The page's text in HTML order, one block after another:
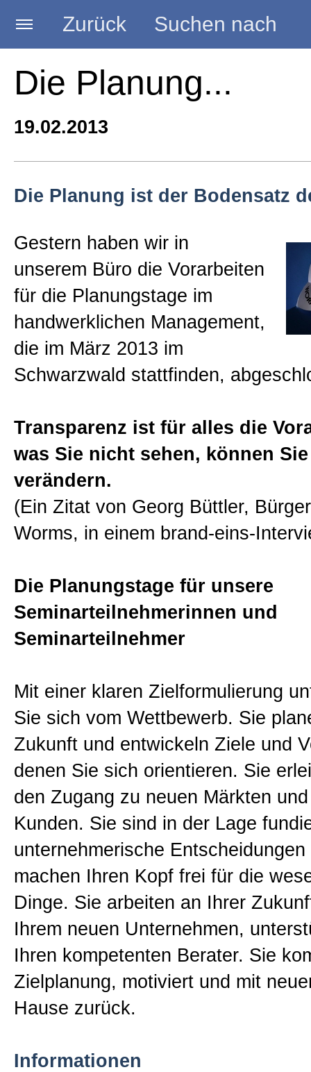
Zurück Suchen nach
Startseite
BLOG HANDWERK
Seminare
Vorträge
Beratungen
Bücher
Presse-Lounge
Kontakt
Newsletter
Allgemein
Sitemap
Impressum und
Die Planung...
19.02.2013
Die Planung ist der Bodensatz
Gestern haben wir in
unserem Büro die Vorarbeiten
für die Planungstage im
handwerklichen Management,
die im März 2013 im
Schwarzwald stattfinden,
Transparenz ist für alles die
was Sie nicht sehen, können
verändern.
(Ein Zitat von Georg Büttler,
Worms, in einem brand-eins-
Die Planungstage für unsere
Seminarteilnehmerinnen und
Seminarteilnehmer
Mit einer klaren Zielformulierung
Sie sich vom Wettbewerb. Sie
Zukunft und entwickeln Ziele und
denen Sie sich orientieren. Sie
den Zugang zu neuen Märkten
Kunden. Sie sind in der Lage
unternehmerische
machen Ihren Kopf frei für die
Dinge. Sie arbeiten an Ihrer
Ihrem neuen Unternehmen,
Ihren kompetenten Berater. Sie
Zielplanung, motiviert und mit
Hause zurück.
Informationen